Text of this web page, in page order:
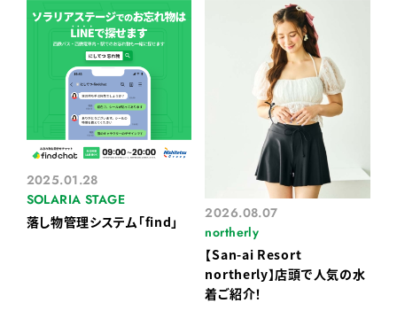
2025.01.28
SOLARIA STAGE
落し物管理システム「find」
2026.08.07
northerly
【San-ai Resort
northerly】店頭で人気の水
着ご紹介！